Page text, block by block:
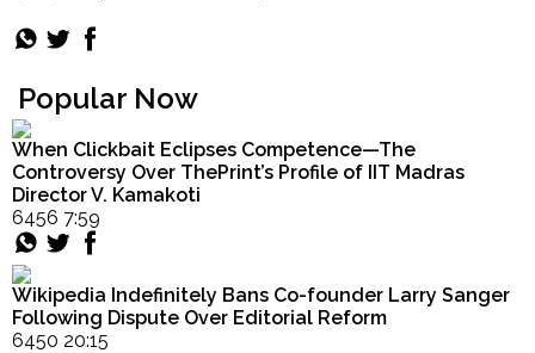
প্রবেশের
নৌকা
ডুবে
মৃত
Popular Now
When Clickbait Eclipses Competence—The
Controversy Over ThePrint’s Profile of IIT Madras
Director V. Kamakoti
6456 7:59
Wikipedia Indefinitely Bans Co-founder Larry Sanger
Following Dispute Over Editorial Reform
6450 20:15